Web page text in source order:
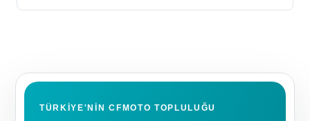
TÜRKIYE'NIN CFMOTO TOPLULUĞU